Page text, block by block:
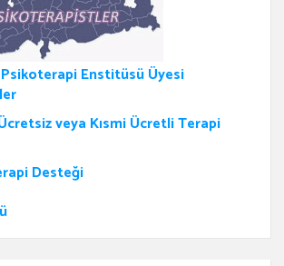
Enstitüsü Üyesi
veya Kısmi Ücretli Terapi
Desteği